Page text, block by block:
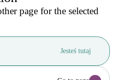
page for the selected
Jesteś tutaj